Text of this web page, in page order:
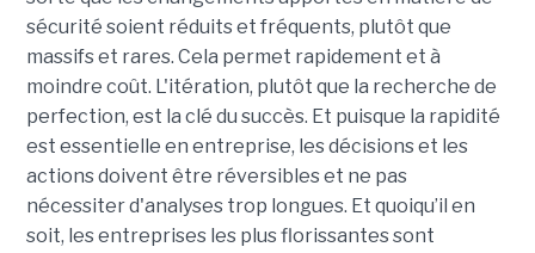
sécurité soient réduits et fréquents, plutôt que
massifs et rares. Cela permet rapidement et à
moindre coût. L'itération, plutôt que la recherche de
perfection, est la clé du succès. Et puisque la rapidité
est essentielle en entreprise, les décisions et les
actions doivent être réversibles et ne pas
nécessiter d'analyses trop longues. Et quoiqu’il en
soit, les entreprises les plus florissantes sont